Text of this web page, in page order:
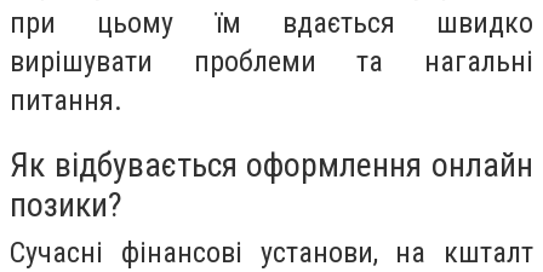
при цьому їм вдається швидко
вирішувати проблеми та нагальні
питання.
Як відбувається оформлення онлайн
позики?
Сучасні фінансові установи, на кшталт